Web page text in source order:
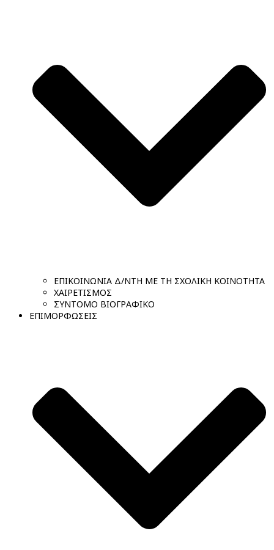
ΕΠΙΚΟΙΝΩΝΙΑ Δ/ΝΤΗ ΜΕ ΤΗ ΣΧΟΛΙΚΗ ΚΟΙΝΟΤΗΤΑ
ΧΑΙΡΕΤΙΣΜΟΣ
ΣΥΝΤΟΜΟ ΒΙΟΓΡΑΦΙΚΟ
ΕΠΙΜΟΡΦΩΣΕΙΣ